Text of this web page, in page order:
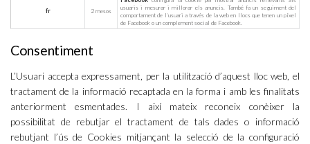
fr 2 mesos
usuaris i mesurar i millorar els anuncis. També fa un seguiment del
comportament de l’usuari a través de la web en llocs que tenen un píxel
de Facebook o un complement social de Facebook.
Consentiment
L’Usuari accepta expressament, per la utilització d’aquest lloc web, el
tractament de la informació recaptada en la forma i amb les finalitats
anteriorment esmentades. I així mateix reconeix conèixer la
possibilitat de rebutjar el tractament de tals dades o informació
rebutjant l’ús de Cookies mitjançant la selecció de la configuració